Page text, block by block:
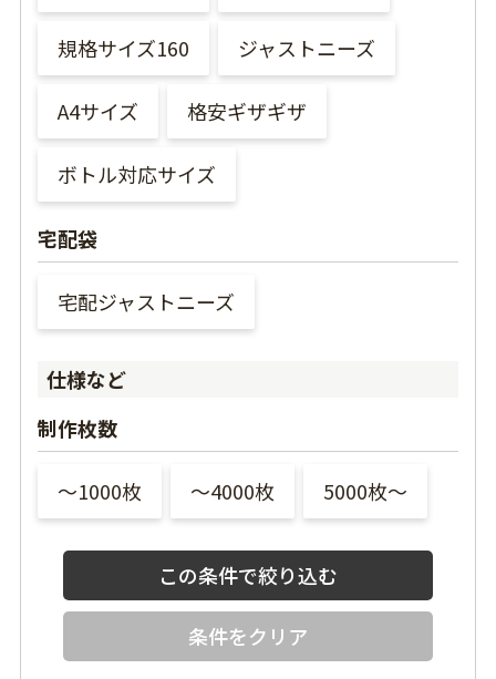
規格サイズ160 ジャストニーズ
A4サイズ 格安ギザギザ
ボトル対応サイズ
宅配袋
宅配ジャストニーズ
仕様など
制作枚数
〜1000枚 〜4000枚 5000枚〜
条件をクリア